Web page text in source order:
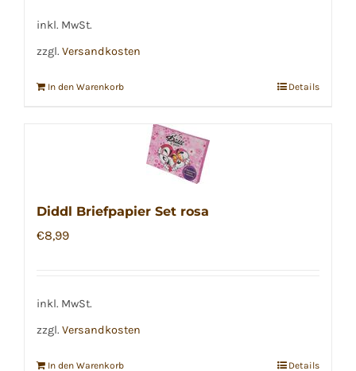
inkl. MwSt.
zzgl. Versandkosten
In den Warenkorb Details
Diddl Briefpapier Set rosa
€8,99
inkl. MwSt.
zzgl. Versandkosten
In den Warenkorb Details